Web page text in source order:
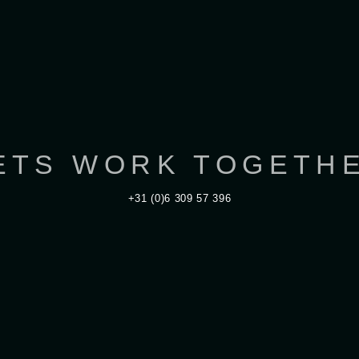
WORK
+31 (0)6 309 57 396